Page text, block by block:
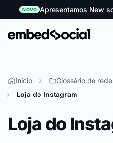
NOVO Apresentamos New
Início
Glossário de
Loja do Instagram
Loja do